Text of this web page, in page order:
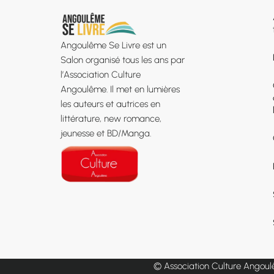
Angoulême Se Livre est un
Salon organisé tous les ans par
l’Association Culture
Angoulême. Il met en lumières
les auteurs et autrices en
littérature, new romance,
jeunesse et BD/Manga.
© Association Culture